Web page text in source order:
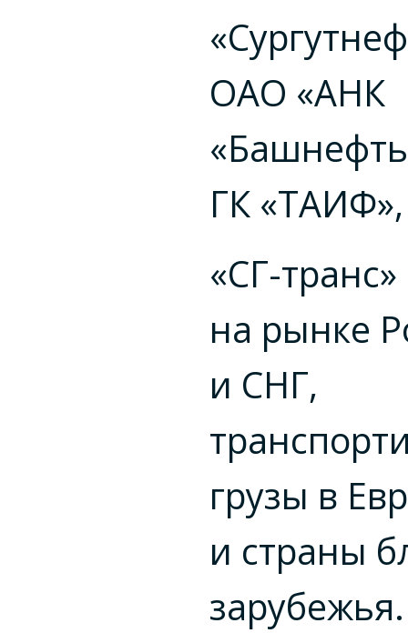
ОАО «АНК
ГК
«СГ-
на рынке
и СНГ,
грузы в
и страны
зарубежья.